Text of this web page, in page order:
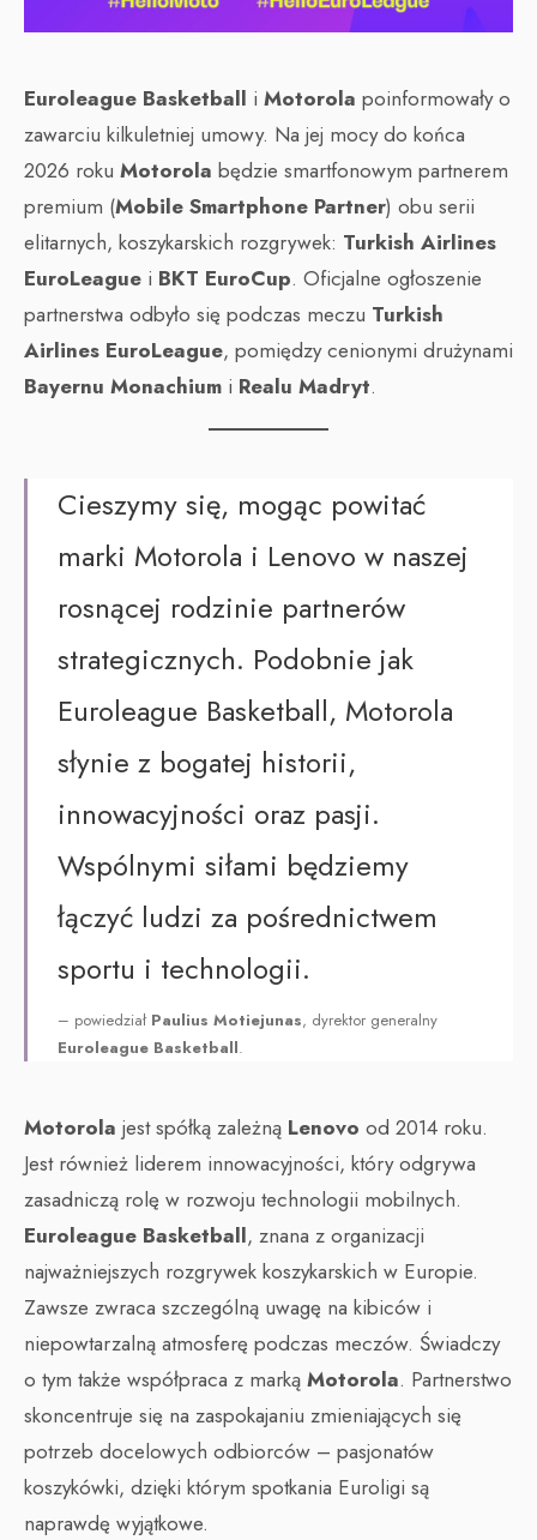
Euroleague Basketball i Motorola poinformowały o
zawarciu kilkuletniej umowy. Na jej mocy do końca
2026 roku Motorola będzie smartfonowym partnerem
premium (Mobile Smartphone Partner) obu serii
elitarnych, koszykarskich rozgrywek: Turkish Airlines
EuroLeague i BKT EuroCup. Oficjalne ogłoszenie
partnerstwa odbyło się podczas meczu Turkish
Airlines EuroLeague, pomiędzy cenionymi drużynami
Bayernu Monachium i Realu Madryt.
Cieszymy się, mogąc powitać
marki Motorola i Lenovo w naszej
rosnącej rodzinie partnerów
strategicznych. Podobnie jak
Euroleague Basketball, Motorola
słynie z bogatej historii,
innowacyjności oraz pasji.
Wspólnymi siłami będziemy
łączyć ludzi za pośrednictwem
sportu i technologii.
– powiedział Paulius Motiejunas, dyrektor generalny
Euroleague Basketball.
Motorola jest spółką zależną Lenovo od 2014 roku.
Jest również liderem innowacyjności, który odgrywa
zasadniczą rolę w rozwoju technologii mobilnych.
Euroleague Basketball, znana z organizacji
najważniejszych rozgrywek koszykarskich w Europie.
Zawsze zwraca szczególną uwagę na kibiców i
niepowtarzalną atmosferę podczas meczów. Świadczy
o tym także współpraca z marką Motorola. Partnerstwo
skoncentruje się na zaspokajaniu zmieniających się
potrzeb docelowych odbiorców – pasjonatów
koszykówki, dzięki którym spotkania Euroligi są
naprawdę wyjątkowe.